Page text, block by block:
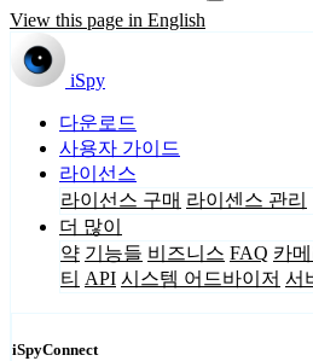
View this page in English
iSpy
다운로드
사용자 가이드
라이선스
라이선스 구매 라이센스 관리
더 많이
약 기능들 비즈니스 FAQ 카
티 API 시스템 어드바이저 서
iSpyConnect